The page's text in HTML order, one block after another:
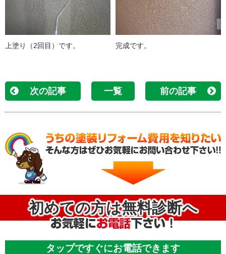
上塗り（2回目）です。 完成です。
次の記事 一覧 前の記事
初めての方は無料診断へ
タップですぐにお電話できます